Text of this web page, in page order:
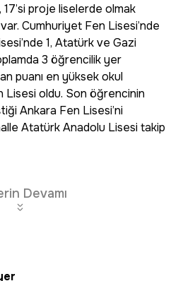
proje liselerde olmak
Cumhuriyet Fen Lisesi’nde
1, Atatürk ve Gazi
3 öğrencilik yer
puanı en yüksek okul
Lisesi oldu. Son öğrencinin
Ankara Fen Lisesi’ni
Atatürk Anadolu Lisesi takip
Devamı